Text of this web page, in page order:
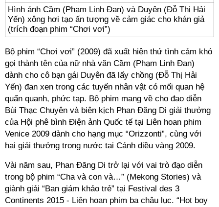
Hình ảnh Cầm (Phạm Linh Đan) và Duyên (Đỗ Thị Hải
Yến) xông hơi tạo ấn tượng về cảm giác cho khán giả
(trích đoạn phim “Chơi vơi”)
Bộ phim “Chơi vơi” (2009) đã xuất hiện thứ tình cảm khó
gọi thành tên của nữ nhà văn Cầm (Phạm Linh Đan)
dành cho cô bạn gái Duyên đã lấy chồng (Đỗ Thị Hải
Yến) đan xen trong các tuyến nhân vật có mối quan hệ
quẩn quanh, phức tạp. Bộ phim mang về cho đạo diễn
Bùi Thạc Chuyên và biên kịch Phan Đăng Di giải thưởng
của Hội phê bình Điện ảnh Quốc tế tại Liên hoan phim
Venice 2009 dành cho hạng mục “Orizzonti”, cùng với
hai giải thưởng trong nước tại Cánh diều vàng 2009.
Vài năm sau, Phan Đăng Di trở lại với vai trò đạo diễn
trong bộ phim “Cha và con và…” (Mekong Stories) và
giành giải “Ban giám khảo trẻ” tại Festival des 3
Continents 2015 - Liên hoan phim ba châu lục. “Hot boy